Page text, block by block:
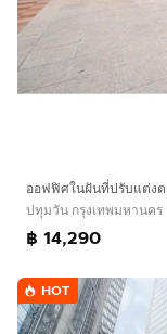
ปทุมวัน กรุงเทพมหานคร
฿ 14,290
HOT